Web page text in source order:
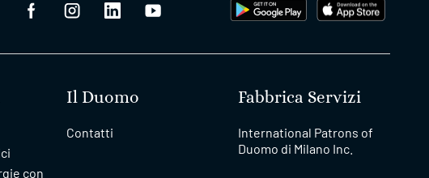
con
Il Duomo
Contatti
Fabbrica Servizi
International Patrons of
Duomo di Milano Inc.